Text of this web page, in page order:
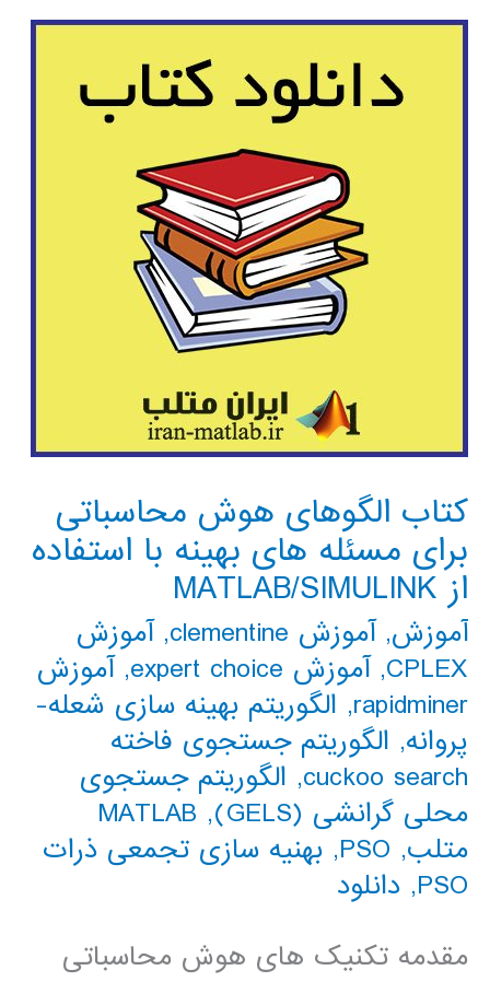
کتاب الگوهای هوش محاسباتی
برای مسئله های بهینه با استفاده
از MATLAB/SIMULINK
آموزش,آموزش clementine ,آموزش
CPLEX
,آموزش expert choice ,آموزش
rapidminer
, الگوریتم بهینه سازی شعله-
پروانه, الگوریتم جستجوی فاخته
cuckoo search
, الگوریتم جستجوی
محلی گرانشی (GELS)
,
MATLAB
متلب,
PSO
, بهنیه سازی تجمعی ذرات
PSO
, دانلود
مقدمه تکنیک های هوش محاسباتی